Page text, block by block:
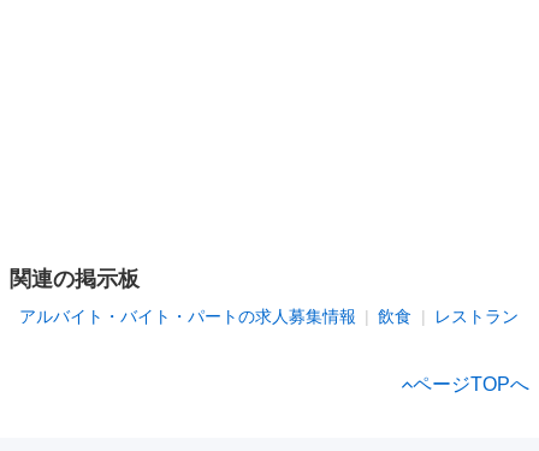
関連の掲示板
アルバイト・バイト・パートの求人募集情報 飲食 レストラン
ページTOPへ